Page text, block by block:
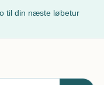
til din næste løbetur